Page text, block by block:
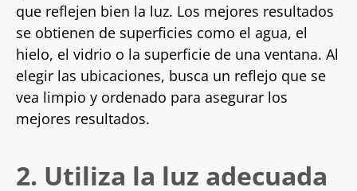
que reflejen bien la luz. Los mejores resultados
se obtienen de superficies como el agua, el
hielo, el vidrio o la superficie de una ventana. Al
elegir las ubicaciones, busca un reflejo que se
vea limpio y ordenado para asegurar los
mejores resultados.
2. Utiliza la luz adecuada